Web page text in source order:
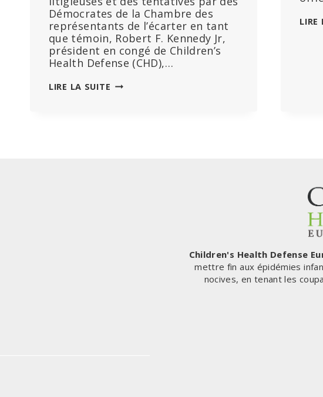
Démocrates de la Chambre des
représentants de l’écarter en tant
que témoin, Robert F. Kennedy Jr,
président en congé de Children’s
Health Defense (CHD),…
LIRE LA SUITE « DÈS
LIRE
Children's Health Defense
mettre fin aux épidémies
nocives, en tenant les